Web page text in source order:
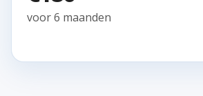
voor 6 maanden